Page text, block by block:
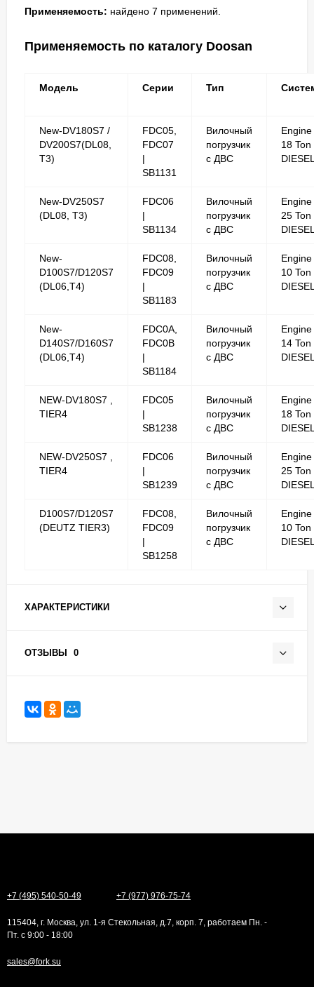
Применяемость: найдено 7 применений.
Применяемость по каталогу Doosan
Модель Серии Тип
New-DV180S7 /
DV200S7(DL08,
T3)
FDC05,
FDC07
|
SB1131
Вилочный
погрузчик
с ДВС
Engine
18 Ton
New-DV250S7
(DL08, T3)
FDC06
|
SB1134
Вилочный
погрузчик
с ДВС
Engine
25 Ton
New-
D100S7/D120S7
(DL06,T4)
FDC08,
FDC09
|
SB1183
Вилочный
погрузчик
с ДВС
Engine
10 Ton
New-
D140S7/D160S7
(DL06,T4)
FDC0A,
FDC0B
|
SB1184
Вилочный
погрузчик
с ДВС
Engine
14 Ton
NEW-DV180S7 ,
TIER4
FDC05
|
SB1238
Вилочный
погрузчик
с ДВС
Engine
18 Ton
NEW-DV250S7 ,
TIER4
FDC06
|
SB1239
Вилочный
погрузчик
с ДВС
Engine
25 Ton
D100S7/D120S7
(DEUTZ TIER3)
FDC08,
FDC09
|
SB1258
Вилочный
погрузчик
с ДВС
Engine
10 Ton
ХАРАКТЕРИСТИКИ
ОТЗЫВЫ 0
+7 (495) 540-50-49 +7 (977) 976-75-74
115404, г. Москва, ул. 1-я Стекольная, д.7, корп. 7, работаем Пн. -
Пт. с 9:00 - 18:00
sales@fork.su